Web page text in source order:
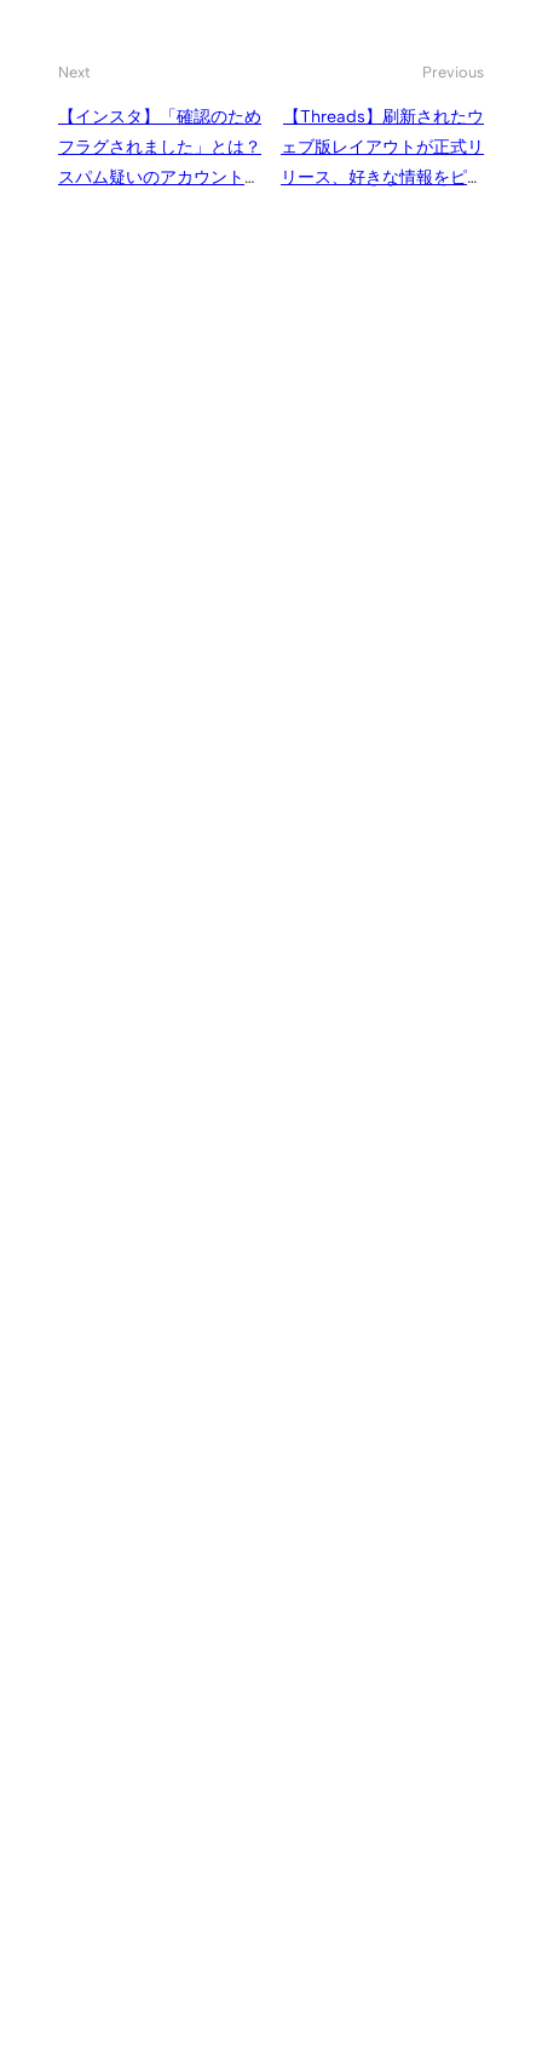
Next
【インスタ】「確認のため
フラグされました」とは？
スパム疑いのアカウントが
Previous
【Threads】刷新されたウ
ェブ版レイアウトが正式リ
リース、好きな情報をピン